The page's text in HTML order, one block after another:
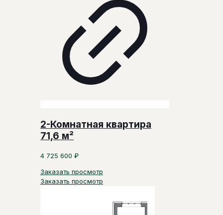
2-Комнатная квартира
71,6 м²
4 725 600 ₽
Заказать просмотр
Заказать просмотр